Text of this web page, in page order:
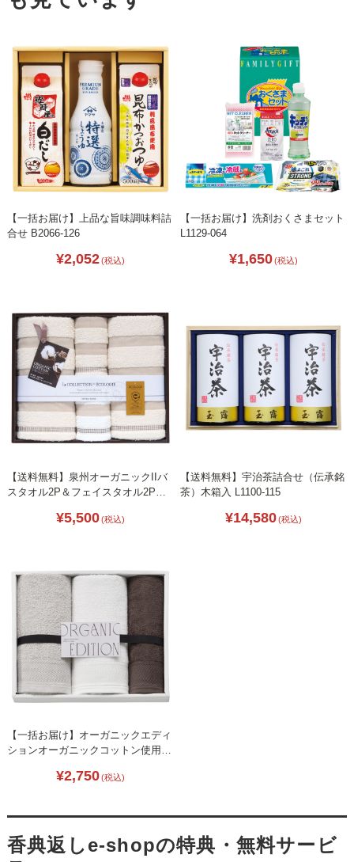
【一括お届け】上品な旨味調味料詰
合せ B2066-126
¥2,052(税込)
【一括お届け】洗剤おくさまセット
L1129-064
¥1,650(税込)
【送料無料】泉州オーガニックIIバ
スタオル2P＆フェイスタオル2P
¥5,500(税込)
【送料無料】宇治茶詰合せ（伝承銘
茶）木箱入 L1100-115
¥14,580(税込)
【一括お届け】オーガニックエディ
ションオーガニックコットン使用国
タオル L1036-030
¥2,750(税込)
香典返しe-shopの特典・無料サービ